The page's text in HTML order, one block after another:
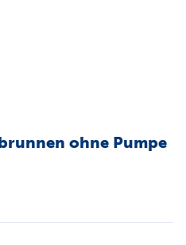
ohne Pumpe